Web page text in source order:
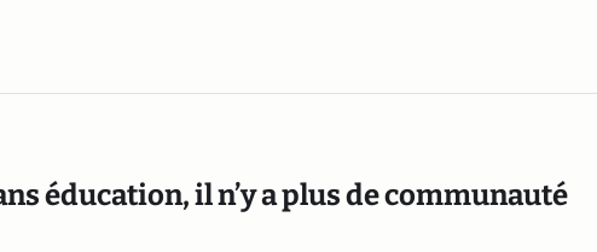
éducation, il n’y a plus de communauté